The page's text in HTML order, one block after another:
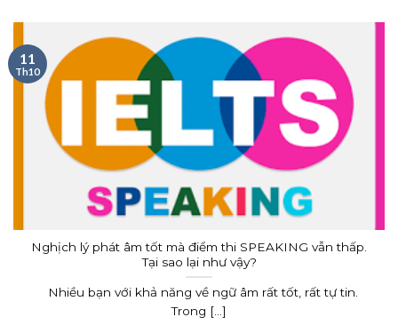
Nghịch lý phát âm tốt mà điểm thi SPEAKING vẫn thấp.
Tại sao lại như vậy?
Nhiều bạn với khả năng về ngữ âm rất tốt, rất tự tin.
Trong [...]
11
Th10